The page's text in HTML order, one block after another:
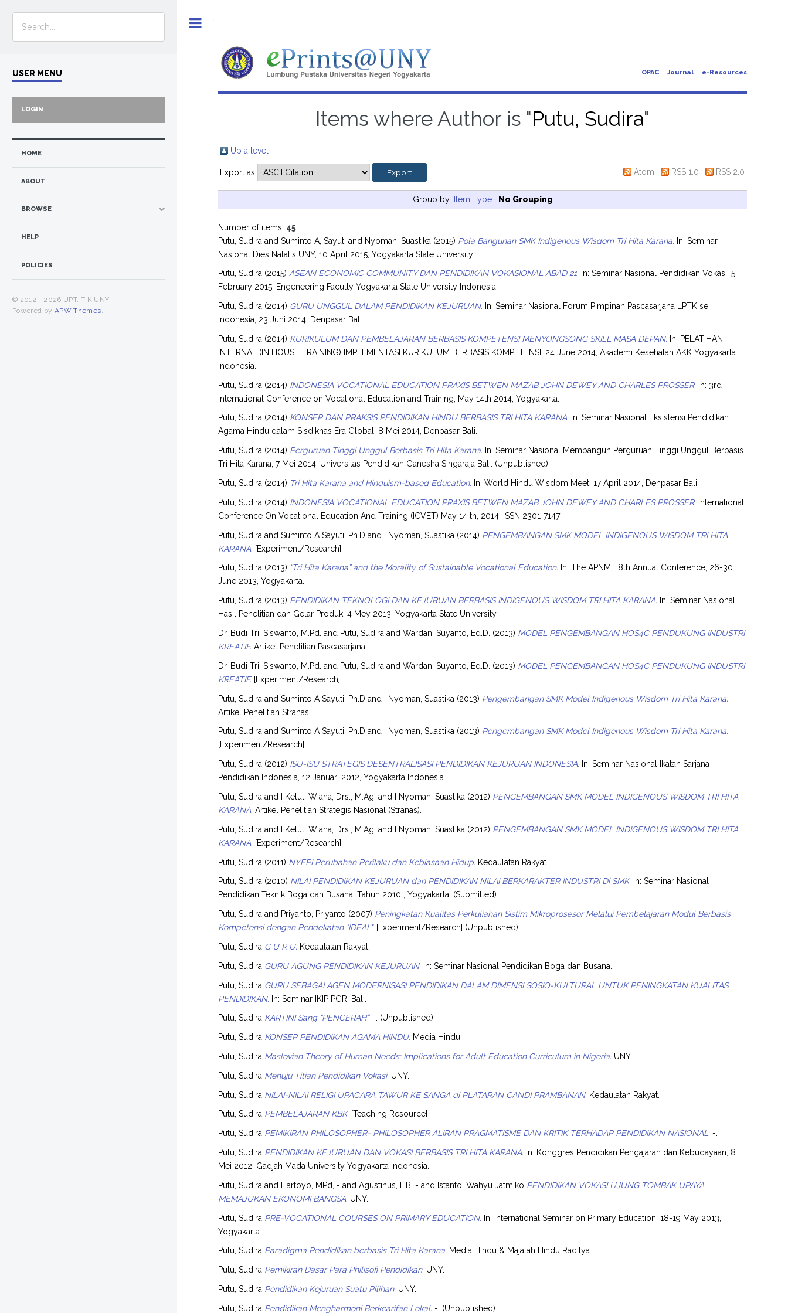
OPAC Journal e-Resources
Items where Author is "Putu, Sudira"
Up a level
Export as Atom RSS 1.0 RSS 2.0
Group by: Item Type| No Grouping
Number of items: 45
Putu, Sudira andSuminto A, Sayuti and Nyoman, Suastika (2015) Pola Bangunan SMK Indigenous Wisdom Tri Hita Karana. In: Seminar
Nasional Dies Natalis UNY, 10 April 2015, Yogyakarta State University.
Putu, Sudira (2015)ASEAN ECONOMIC COMMUNITY DAN PENDIDIKAN VOKASIONAL ABAD 21. In: Seminar Nasional Pendidikan Vokasi, 5
February 2015, Engeneering Faculty Yogyakarta State University Indonesia.
Putu, Sudira (2014) GURU UNGGUL DALAM PENDIDIKAN KEJURUAN. In: Seminar Nasional Forum Pimpinan Pascasarjana LPTK se
Indonesia, 23 Juni 2014, Denpasar Bali.
Putu, Sudira (2014) KURIKULUM DAN PEMBELAJARAN BERBASIS KOMPETENSI MENYONGSONG SKILL MASA DEPAN. In: PELATIHAN
INTERNAL (IN HOUSE TRAINING) IMPLEMENTASI KURIKULUM BERBASIS KOMPETENSI, 24 June 2014, Akademi Kesehatan AKK Yogyakarta
Indonesia.
Putu, Sudira (2014) INDONESIA VOCATIONAL EDUCATION PRAXIS BETWEN MAZAB JOHN DEWEY AND CHARLES PROSSER. In: 3rd
International Conference on Vocational Education and Training, May 14th 2014, Yogyakarta.
Putu, Sudira (2014) KONSEP DAN PRAKSIS PENDIDIKAN HINDU BERBASIS TRI HITA KARANA. In: Seminar Nasional Eksistensi Pendidikan
Agama Hindu dalam Sisdiknas Era Global, 8 Mei 2014, Denpasar Bali.
Putu, Sudira (2014) Perguruan Tinggi Unggul Berbasis Tri Hita Karana. In: Seminar Nasional Membangun Perguruan Tinggi Unggul Berbasis
Tri Hita Karana, 7 Mei 2014, Universitas Pendidikan Ganesha Singaraja Bali. (Unpublished)
Putu, Sudira (2014) Tri Hita Karana and Hinduism-based Education. In: World Hindu Wisdom Meet, 17 April 2014, Denpasar Bali.
Putu, Sudira (2014) INDONESIA VOCATIONAL EDUCATION PRAXIS BETWEN MAZAB JOHN DEWEY AND CHARLES PROSSER. International
Conference On Vocational Education And Training (ICVET) May 14 th, 2014. ISSN 2301-7147
Putu, Sudira andSuminto A Sayuti, Ph.D and I Nyoman, Suastika (2014) PENGEMBANGAN SMK MODEL INDIGENOUS WISDOM TRI HITA
KARANA. [Experiment/Research]
Putu, Sudira (2013) “Tri Hita Karana” and the Morality of Sustainable Vocational Education. In: The APNME 8th Annual Conference, 26-30
June 2013, Yogyakarta.
Putu, Sudira (2013) PENDIDIKAN TEKNOLOGI DAN KEJURUAN BERBASIS INDIGENOUS WISDOM TRI HITA KARANA. In: Seminar Nasional
Hasil Penelitian dan Gelar Produk, 4 Mey 2013, Yogyakarta State University.
Dr. Budi Tri, Siswanto, M.Pd. and Putu, Sudira andWardan, Suyanto, Ed.D. (2013) MODEL PENGEMBANGAN HOS4C PENDUKUNG INDUSTRI
KREATIF.Artikel Penelitian Pascasarjana.
Dr. Budi Tri, Siswanto, M.Pd. and Putu, Sudira andWardan, Suyanto, Ed.D. (2013) MODEL PENGEMBANGAN HOS4C PENDUKUNG INDUSTRI
KREATIF.[Experiment/Research]
Putu, Sudira andSuminto A Sayuti, Ph.D and I Nyoman, Suastika (2013) Pengembangan SMK Model Indigenous Wisdom Tri Hita Karana.
Artikel Penelitian Stranas.
Putu, Sudira andSuminto A Sayuti, Ph.D and I Nyoman, Suastika (2013) Pengembangan SMK Model Indigenous Wisdom Tri Hita Karana.
[Experiment/Research]
Putu, Sudira (2012) ISU-ISU STRATEGIS DESENTRALISASI PENDIDIKAN KEJURUAN INDONESIA. In: Seminar Nasional Ikatan Sarjana
Pendidikan Indonesia, 12 Januari 2012, Yogyakarta Indonesia.
Putu, Sudira and I Ketut, Wiana, Drs., M.Ag. and I Nyoman, Suastika (2012) PENGEMBANGAN SMK MODEL INDIGENOUS WISDOM TRI HITA
KARANA. Artikel Penelitian Strategis Nasional (Stranas).
Putu, Sudira and I Ketut, Wiana, Drs., M.Ag. and I Nyoman, Suastika (2012) PENGEMBANGAN SMK MODEL INDIGENOUS WISDOM TRI HITA
KARANA. [Experiment/Research]
Putu, Sudira (2011) NYEPI Perubahan Perilaku dan Kebiasaan Hidup. Kedaulatan Rakyat.
Putu, Sudira (2010) NILAI PENDIDIKAN KEJURUAN dan PENDIDIKAN NILAI BERKARAKTER INDUSTRI Di SMK. In: Seminar Nasional
Pendidikan Teknik Boga dan Busana, Tahun 2010 , Yogyakarta. (Submitted)
Putu, Sudira and Priyanto, Priyanto (2007) Peningkatan Kualitas Perkuliahan Sistim Mikroprosesor Melalui Pembelajaran Modul Berbasis
Kompetensi dengan Pendekatan "IDEAL". [Experiment/Research] (Unpublished)
Putu, Sudira G U R U. Kedaulatan Rakyat.
Putu, Sudira GURU AGUNG PENDIDIKAN KEJURUAN. In: Seminar Nasional Pendidikan Boga dan Busana.
Putu, Sudira GURU SEBAGAI AGEN MODERNISASI PENDIDIKAN DALAM DIMENSI SOSIO-KULTURAL UNTUK PENINGKATAN KUALITAS
PENDIDIKAN. In: Seminar IKIP PGRI Bali.
Putu, Sudira KARTINI Sang “PENCERAH”. -. (Unpublished)
Putu, Sudira KONSEP PENDIDIKAN AGAMA HINDU. Media Hindu.
Putu, Sudira Maslovian Theory of Human Needs: Implications for Adult Education Curriculum in Nigeria. UNY.
Putu, Sudira Menuju Titian Pendidikan Vokasi. UNY.
Putu, Sudira NILAI-NILAI RELIGI UPACARA TAWUR KE SANGA di PLATARAN CANDI PRAMBANAN. Kedaulatan Rakyat.
Putu, Sudira PEMBELAJARAN KBK. [Teaching Resource]
Putu, Sudira PEMIKIRAN PHILOSOPHER- PHILOSOPHER ALIRAN PRAGMATISME DAN KRITIK TERHADAP PENDIDIKAN NASIONAL. -.
Putu, Sudira PENDIDIKAN KEJURUAN DAN VOKASI BERBASIS TRI HITA KARANA. In: Konggres Pendidikan Pengajaran dan Kebudayaan, 8
Mei 2012, Gadjah Mada University Yogyakarta Indonesia.
Putu, Sudira and Hartoyo, MPd, - andAgustinus, HB, - and Istanto, Wahyu Jatmiko PENDIDIKAN VOKASI UJUNG TOMBAK UPAYA
MEMAJUKAN EKONOMI BANGSA. UNY.
Putu, Sudira PRE-VOCATIONAL COURSES ON PRIMARY EDUCATION. In: International Seminar on Primary Education, 18-19 May 2013,
Yogyakarta.
Putu, Sudira Paradigma Pendidikan berbasis Tri Hita Karana. Media Hindu & Majalah Hindu Raditya.
Putu, Sudira Pemikiran Dasar Para Philisofi Pendidikan. UNY.
Putu, Sudira Pendidikan Kejuruan Suatu Pilihan. UNY.
Putu, Sudira Pendidikan Mengharmoni Berkearifan Lokal. -. (Unpublished)
USER MENU
LOGIN
HOME
ABOUT
BROWSE
HELP
POLICIES
© 2012 - 2026 UPT. TIK UNY
Powered by APW Themes